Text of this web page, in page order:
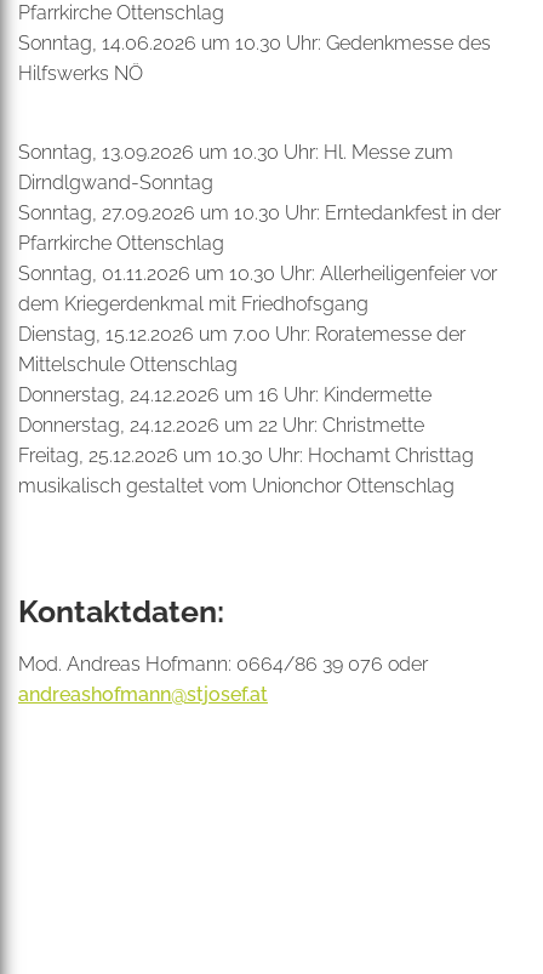
Pfarrkirche Ottenschlag
Sonntag, 14.06.2026 um 10.30 Uhr: Gedenkmesse des
Hilfswerks NÖ
Sonntag, 13.09.2026 um 10.30 Uhr: Hl. Messe zum
Dirndlgwand-Sonntag
Sonntag, 27.09.2026 um 10.30 Uhr: Erntedankfest in der
Pfarrkirche Ottenschlag
Sonntag, 01.11.2026 um 10.30 Uhr: Allerheiligenfeier vor
dem Kriegerdenkmal mit Friedhofsgang
Dienstag, 15.12.2026 um 7.00 Uhr: Roratemesse der
Mittelschule Ottenschlag
Donnerstag, 24.12.2026 um 16 Uhr: Kindermette
Donnerstag, 24.12.2026 um 22 Uhr: Christmette
Freitag, 25.12.2026 um 10.30 Uhr: Hochamt Christtag
musikalisch gestaltet vom Unionchor Ottenschlag
Kontaktdaten:
Mod. Andreas Hofmann: 0664/86 39 076 oder
andreashofmann@stjosef.at